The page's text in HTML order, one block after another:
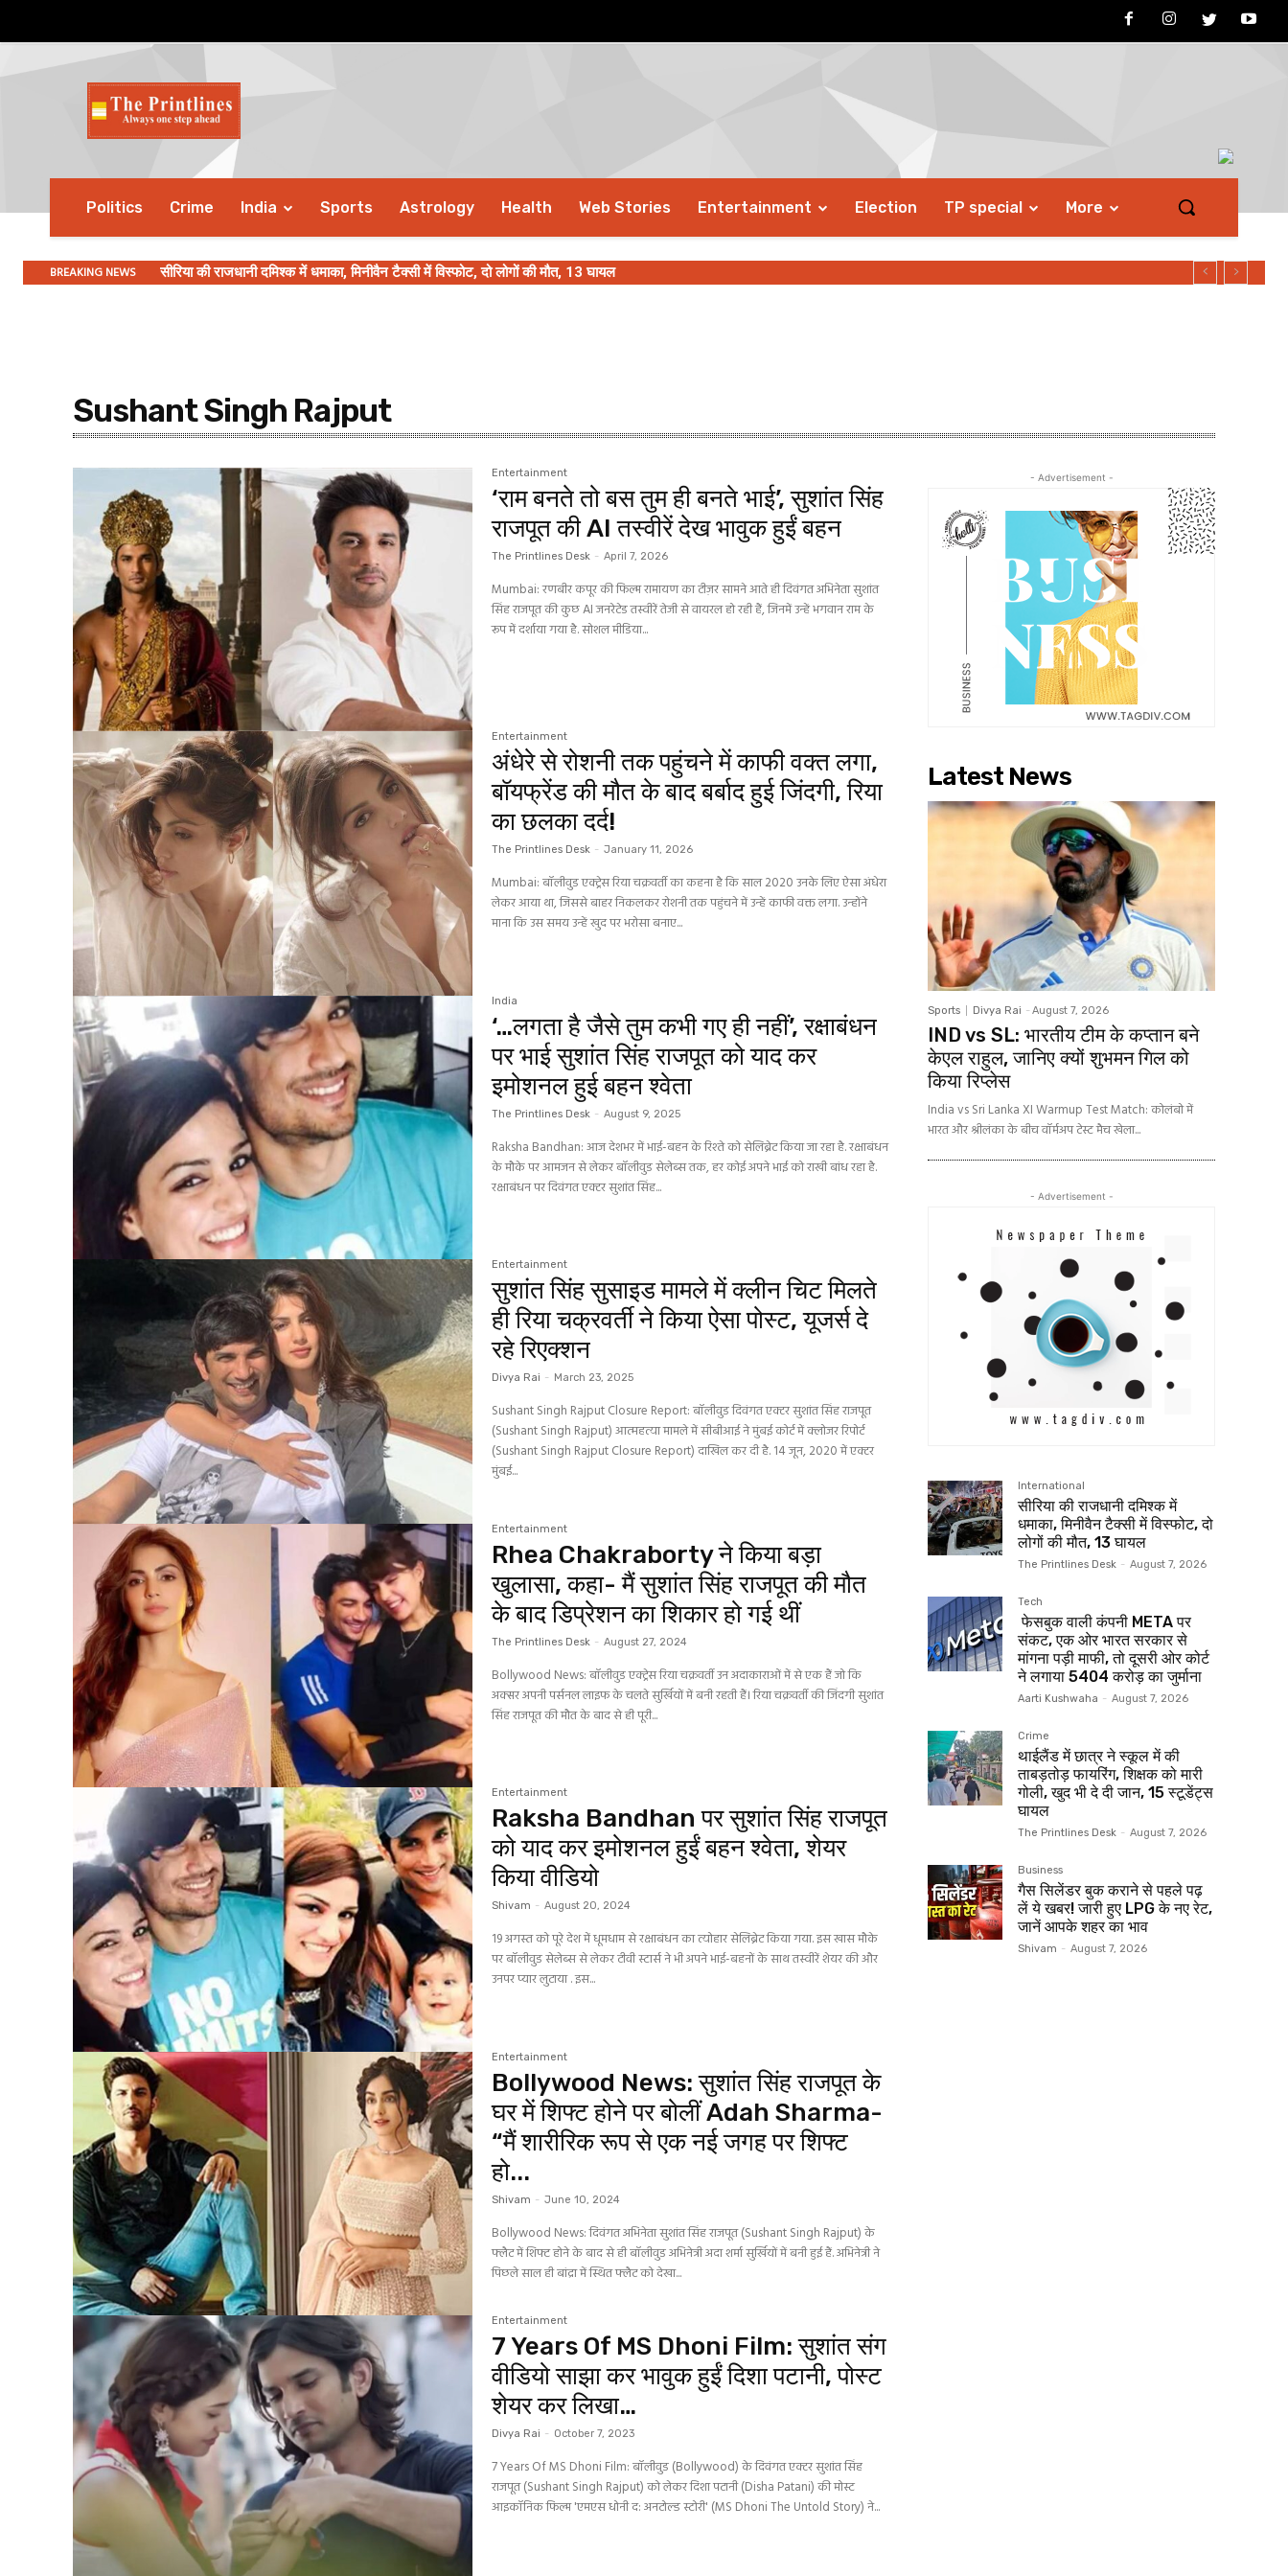
Politics Crime India Sports Astrology Health Web Stories Entertainment Election TP special More
BREAKING NEWS सीरिया की राजधानी दमिश्क में धमाका, मिनीवैन टैक्सी में विस्फोट, दो लोगों की मौत, 13 घायल
Sushant Singh Rajput
Entertainment
‘राम बनते तो बस तुम ही बनते भाई’, सुशांत सिंह
राजपूत की AI तस्वीरें देख भावुक हुईं बहन
The Printlines Desk - April 7, 2026
Mumbai: रणबीर कपूर की फिल्म रामायण का टीज़र सामने आते ही दिवंगत अभिनेता सुशांत
सिंह राजपूत की कुछ AI जनरेटेड तस्वीरें तेजी से वायरल हो रही हैं, जिनमें उन्हें भगवान राम के
रूप में दर्शाया गया है. सोशल मीडिया...
Entertainment
अंधेरे से रोशनी तक पहुंचने में काफी वक्त लगा,
बॉयफ्रेंड की मौत के बाद बर्बाद हुई जिंदगी, रिया
का छलका दर्द!
The Printlines Desk - January 11, 2026
Mumbai: बॉलीवुड एक्ट्रेस रिया चक्रवर्ती का कहना है कि साल 2020 उनके लिए ऐसा अंधेरा
लेकर आया था, जिससे बाहर निकलकर रोशनी तक पहुंचने में उन्हें काफी वक्त लगा. उन्होंने
माना कि उस समय उन्हें खुद पर भरोसा बनाए...
India
‘…लगता है जैसे तुम कभी गए ही नहीं’, रक्षाबंधन
पर भाई सुशांत सिंह राजपूत को याद कर
इमोशनल हुई बहन श्वेता
The Printlines Desk - August 9, 2025
Raksha Bandhan: आज देशभर में भाई-बहन के रिश्ते को सेलिब्रेट किया जा रहा है. रक्षाबंधन
के मौके पर आमजन से लेकर बॉलीवुड सेलेब्स तक, हर कोई अपने भाई को राखी बांध रहा है.
रक्षाबंधन पर दिवंगत एक्टर सुशांत सिंह...
Entertainment
सुशांत सिंह सुसाइड मामले में क्लीन चिट मिलते
ही रिया चक्रवर्ती ने किया ऐसा पोस्ट, यूजर्स दे
रहे रिएक्शन
Divya Rai - March 23, 2025
Sushant Singh Rajput Closure Report: बॉलीवुड दिवंगत एक्टर सुशांत सिंह राजपूत
(Sushant Singh Rajput) आत्महत्या मामले में सीबीआई ने मुंबई कोर्ट में क्लोजर रिपोर्ट
(Sushant Singh Rajput Closure Report) दाखिल कर दी है. 14 जून, 2020 में एक्टर
मुंबई...
Entertainment
Rhea Chakraborty ने किया बड़ा
खुलासा, कहा- मैं सुशांत सिंह राजपूत की मौत
के बाद डिप्रेशन का शिकार हो गई थीं
The Printlines Desk - August 27, 2024
Bollywood News: बॉलीवुड एक्ट्रेस रिया चक्रवर्ती उन अदाकाराओं में से एक हैं जो कि
अक्सर अपनी पर्सनल लाइफ के चलते सुर्खियों में बनी रहती हैं। रिया चक्रवर्ती की जिंदगी सुशांत
सिंह राजपूत की मौत के बाद से ही पूरी...
Entertainment
Raksha Bandhan पर सुशांत सिंह राजपूत
को याद कर इमोशनल हुईं बहन श्वेता, शेयर
किया वीडियो
Shivam - August 20, 2024
19 अगस्त को पूरे देश में धूमधाम से रक्षाबंधन का त्योहार सेलिब्रेट किया गया. इस खास मौके
पर बॉलीवुड सेलेब्स से लेकर टीवी स्टार्स ने भी अपने भाई-बहनों के साथ तस्वीरें शेयर की और
उनपर प्यार लुटाया . इस...
Entertainment
Bollywood News: सुशांत सिंह राजपूत के
घर में शिफ्ट होने पर बोलीं Adah Sharma-
“मैं शारीरिक रूप से एक नई जगह पर शिफ्ट
हो...
Shivam - June 10, 2024
Bollywood News: दिवंगत अभिनेता सुशांत सिंह राजपूत (Sushant Singh Rajput) के
फ्लैट में शिफ्ट होने के बाद से ही बॉलीवुड अभिनेत्री अदा शर्मा सुर्खियों में बनी हुई हैं. अभिनेत्री ने
पिछले साल ही बांद्रा में स्थित फ्लैट को देखा...
Entertainment
7 Years Of MS Dhoni Film: सुशांत संग
वीडियो साझा कर भावुक हुईं दिशा पटानी, पोस्ट
शेयर कर लिखा…
Divya Rai - October 7, 2023
7 Years Of MS Dhoni Film: बॉलीवुड (Bollywood) के दिवंगत एक्टर सुशांत सिंह
राजपूत (Sushant Singh Rajput) को लेकर दिशा पटानी (Disha Patani) की मोस्ट
आइकॉनिक फिल्म 'एमएस धोनी द: अनटोल्ड स्टोरी' (MS Dhoni The Untold Story) ने...
- Advertisement -
Latest News
Sports Divya Rai - August 7, 2026
IND vs SL: भारतीय टीम के कप्तान बने
केएल राहुल, जानिए क्यों शुभमन गिल को
किया रिप्लेस
India vs Sri Lanka XI Warmup Test Match: कोलंबो में
भारत और श्रीलंका के बीच वॉर्मअप टेस्ट मैच खेला...
- Advertisement -
International
सीरिया की राजधानी दमिश्क में
धमाका, मिनीवैन टैक्सी में विस्फोट, दो
लोगों की मौत, 13 घायल
The Printlines Desk - August 7, 2026
Tech
फेसबुक वाली कंपनी META पर
संकट, एक ओर भारत सरकार से
मांगना पड़ी माफी, तो दूसरी ओर कोर्ट
ने लगाया ₹5404 करोड़ का जुर्माना
Aarti Kushwaha - August 7, 2026
Crime
थाईलैंड में छात्र ने स्कूल में की
ताबड़तोड़ फायरिंग, शिक्षक को मारी
गोली, खुद भी दे दी जान, 15 स्टूडेंट्स
घायल
The Printlines Desk - August 7, 2026
Business
गैस सिलेंडर बुक कराने से पहले पढ़
लें ये खबर! जारी हुए LPG के नए रेट,
जानें आपके शहर का भाव
Shivam - August 7, 2026